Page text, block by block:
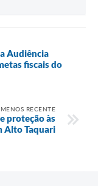
Audiência
fiscais do
RECENTE
proteção às
Alto Taquari